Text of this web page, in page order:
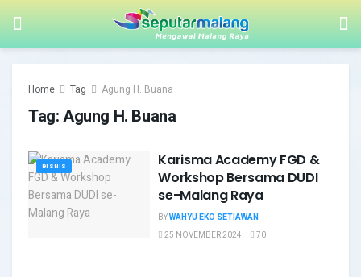
Home Tag Agung H. Buana
Tag:Agung H. Buana
BISNIS
Karisma Academy FGD &
Workshop Bersama DUDI
se-Malang Raya
BYWAHYU EKO SETIAWAN
25 NOVEMBER 2024
70